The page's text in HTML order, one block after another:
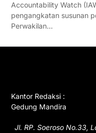
Accountability Watch
pengangkatan susunan
Perwakilan…
Kantor Redaksi :
Gedung Mandira
Jl. RP. Soeroso No.33,